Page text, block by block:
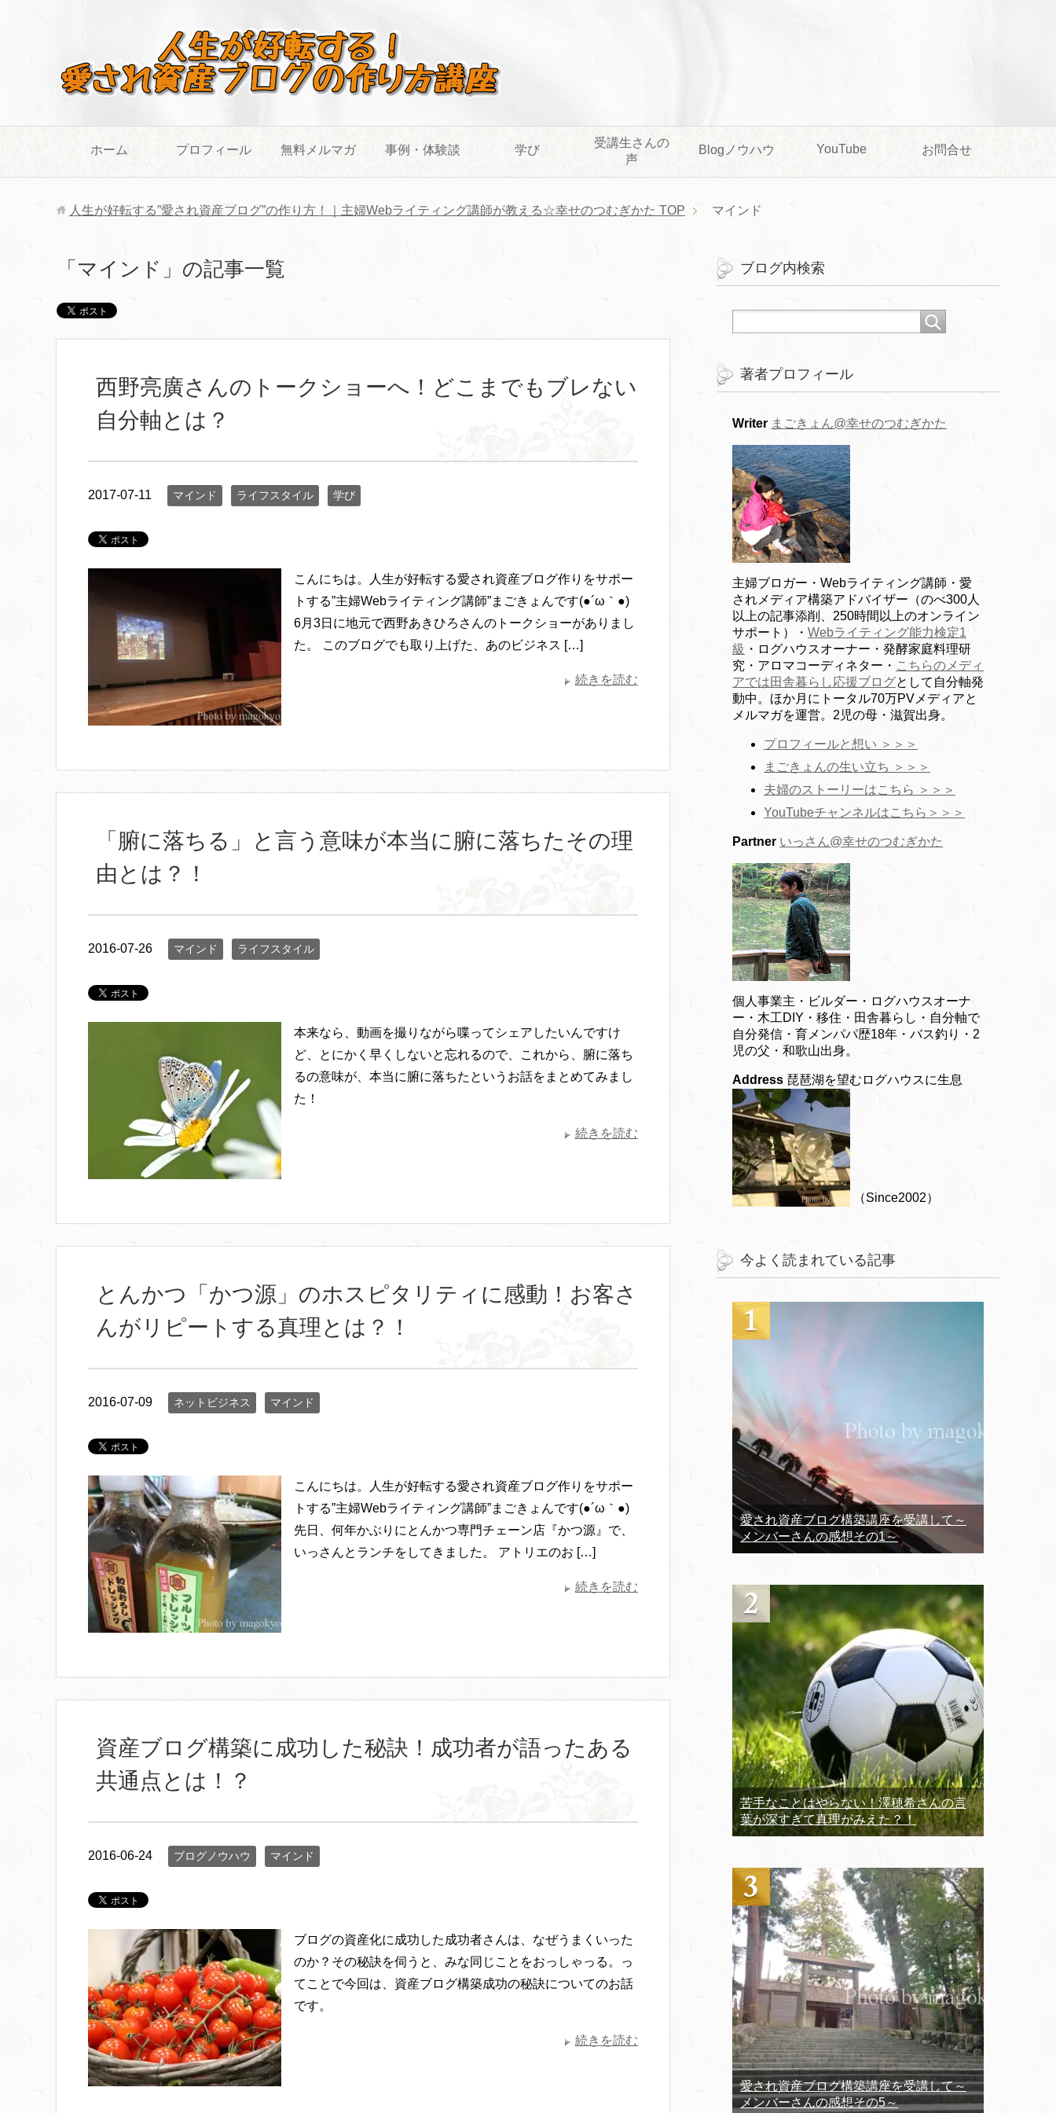
ホーム プロフィール 無料メルマガ 事例・体験談 学び
受講生さんの
声
Blogノウハウ YouTube お問合せ
人生が好転する”愛され資産ブログ”の作り方！｜主婦Webライティング講師が教える☆幸せのつむぎかた TOP マインド
「マインド」の記事一覧
西野亮廣さんのトークショーへ！どこまでもブレない
自分軸とは？
2017-07-11 マインド ライフスタイル 学び
こんにちは。人生が好転する愛され資産ブログ作りをサポー
トする”主婦Webライティング講師”まごきょんです(●´ω｀●)
6月3日に地元で西野あきひろさんのトークショーがありまし
た。 このブログでも取り上げた、あのビジネス […]
続きを読む
「腑に落ちる」と言う意味が本当に腑に落ちたその理
由とは？！
2016-07-26 マインド ライフスタイル
本来なら、動画を撮りながら喋ってシェアしたいんですけ
ど、とにかく早くしないと忘れるので、これから、腑に落ち
るの意味が、本当に腑に落ちたというお話をまとめてみまし
た！
続きを読む
とんかつ「かつ源」のホスピタリティに感動！お客さ
んがリピートする真理とは？！
2016-07-09 ネットビジネス マインド
こんにちは。人生が好転する愛され資産ブログ作りをサポー
トする”主婦Webライティング講師”まごきょんです(●´ω｀●)
先日、何年かぶりにとんかつ専門チェーン店『かつ源』で、
いっさんとランチをしてきました。 アトリエのお […]
続きを読む
資産ブログ構築に成功した秘訣！成功者が語ったある
共通点とは！？
2016-06-24 ブログノウハウ マインド
ブログの資産化に成功した成功者さんは、なぜうまくいった
のか？その秘訣を伺うと、みな同じことをおっしゃっる。っ
てことで今回は、資産ブログ構築成功の秘訣についてのお話
です。
続きを読む
ブログ内検索
著者プロフィール
Writer まごきょん@幸せのつむぎかた
主婦ブロガー・Webライティング講師・愛
されメディア構築アドバイザー（のべ300人
以上の記事添削、250時間以上のオンライン
サポート）・ Webライティング能力検定1
級 ・ログハウスオーナー・発酵家庭料理研
究・アロマコーディネター・ こちらのメディ
アでは田舎暮らし応援ブログとして自分軸発
動中。ほか月にトータル70万PVメディアと
メルマガを運営。2児の母・滋賀出身。
プロフィールと想い ＞＞＞
まごきょんの生い立ち ＞＞＞
夫婦のストーリーはこちら ＞＞＞
YouTubeチャンネルはこちら＞＞＞
Partner いっさん@幸せのつむぎかた
個人事業主・ビルダー・ログハウスオーナ
ー・木工DIY・移住・田舎暮らし・自分軸で
自分発信・育メンパパ歴18年・バス釣り・2
児の父・和歌山出身。
Address 琵琶湖を望むログハウスに生息
（Since2002）
今よく読まれている記事
愛され資産ブログ構築講座を受講して～
メンバーさんの感想その1～
苦手なことはやらない！澤穂希さんの言
葉が深すぎて真理がみえた？！
愛され資産ブログ構築講座を受講して～
メンバーさんの感想その5～